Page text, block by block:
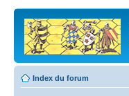
Index du forum